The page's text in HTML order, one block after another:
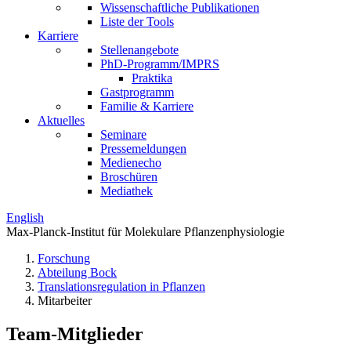
Wissenschaftliche Publikationen
Liste der Tools
Karriere
Stellenangebote
PhD-Programm/IMPRS
Praktika
Gastprogramm
Familie & Karriere
Aktuelles
Seminare
Pressemeldungen
Medienecho
Broschüren
Mediathek
English
Max-Planck-Institut für Molekulare Pflanzenphysiologie
Forschung
Abteilung Bock
Translations­regulation in Pflanzen
Mitarbeiter
Team-Mitglieder